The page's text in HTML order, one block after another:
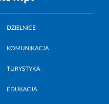
DZIELNICE
KOMUNIKACJA
TURYSTYKA
EDUKACJA